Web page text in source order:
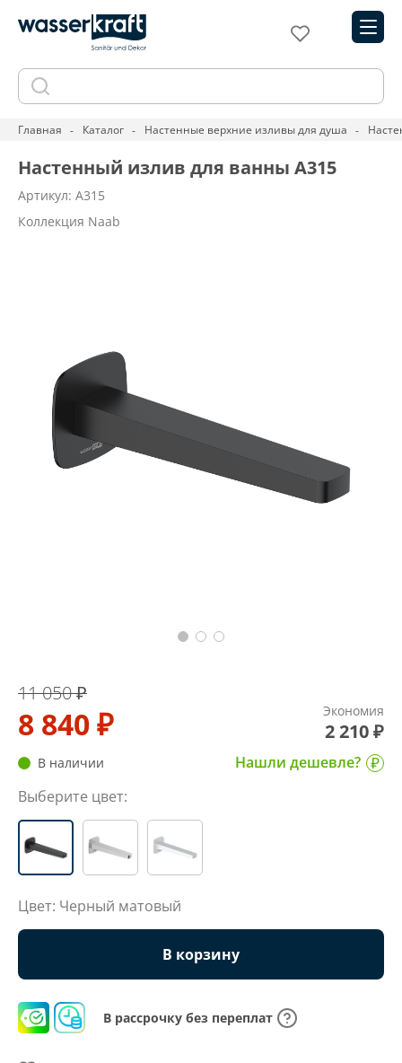
Главная Каталог Настенные верхние изливы для душа
Настенный излив для ванны A315
Артикул: A315
Коллекция Naab
11 050 ₽
8 840 ₽ Экономия
2 210 ₽
В наличии
Нашли дешевле?
Выберите цвет:
Цвет: Черный матовый
В корзину
В рассрочку без переплат